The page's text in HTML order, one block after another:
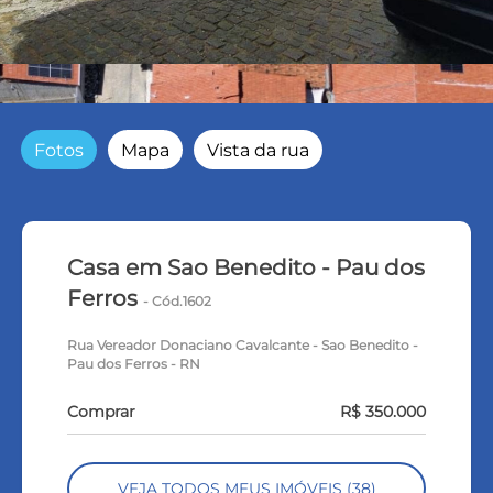
Fotos Mapa Vista da rua
Casa em Sao Benedito - Pau dos
Ferros- Cód.1602
Rua Vereador Donaciano Cavalcante - Sao Benedito -
Pau dos Ferros - RN
Comprar R$ 350.000
VEJA TODOS MEUS IMÓVEIS (38)